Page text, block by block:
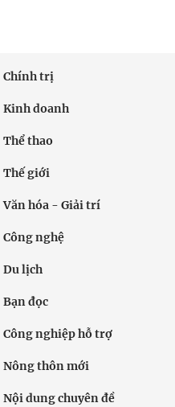
Chính trị
Kinh doanh
Thể thao
Thế giới
Văn hóa - Giải trí
Công nghệ
Du lịch
Bạn đọc
Công nghiệp hỗ trợ
Nông thôn mới
Nội dung chuyên đề